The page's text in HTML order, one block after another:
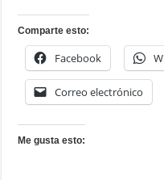
Comparte esto:
Facebook
Correo electrónico
Me gusta esto: